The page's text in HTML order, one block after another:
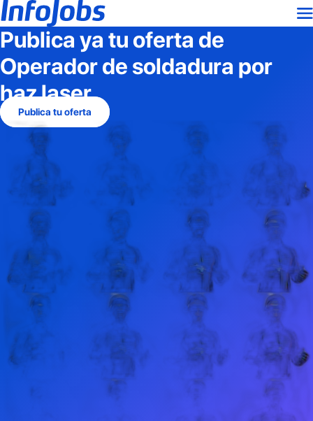
Publica ya tu oferta de
Operador de soldadura por
haz laser
Publica tu oferta